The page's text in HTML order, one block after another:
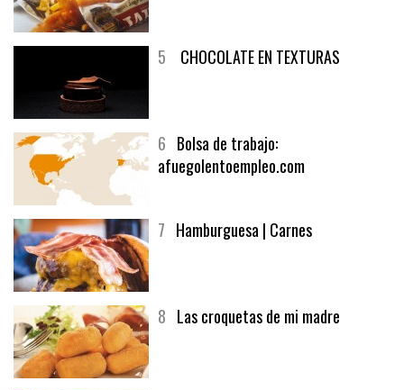
5 CHOCOLATE EN TEXTURAS
6 Bolsa de trabajo:
afuegolentoempleo.com
7 Hamburguesa | Carnes
8 Las croquetas de mi madre